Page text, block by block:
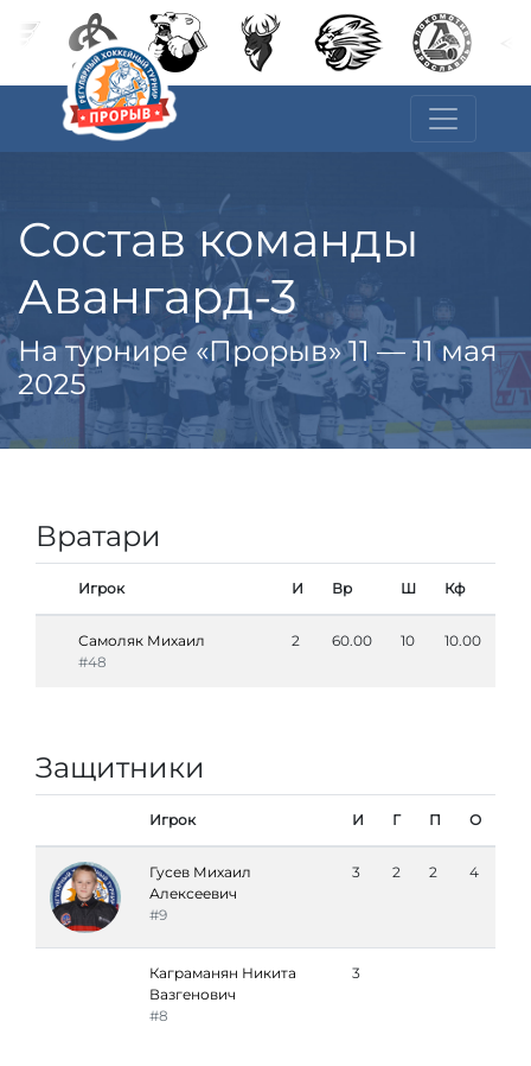
Состав команды
Авангард-3
На турнире «Прорыв» 11 — 11 мая
2025
Вратари
Игрок И Вр Ш Кф
Самоляк Михаил
#48
2 60.00 10 10.00
Защитники
Игрок И Г П О
Гусев Михаил
Алексеевич
#9
3 2 2 4
Каграманян Никита
Вазгенович
#8
3